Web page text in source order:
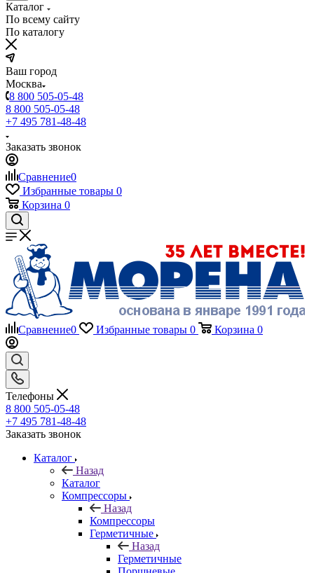
Каталог
По всему сайту
По каталогу
Ваш город
Москва
8 800 505-05-48
8 800 505-05-48
+7 495 781-48-48
Заказать звонок
Сравнение0
Избранные товары 0
Корзина 0
Сравнение0 Избранные товары 0 Корзина 0
Телефоны
8 800 505-05-48
+7 495 781-48-48
Заказать звонок
Каталог
Назад
Каталог
Компрессоры
Назад
Компрессоры
Герметичные
Назад
Герметичные